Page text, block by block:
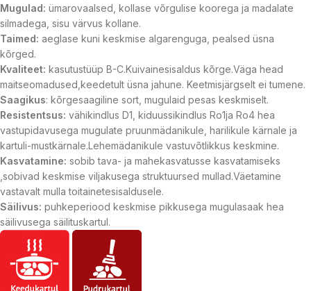
Mugulad: ümarovaalsed, kollase võrgulise koorega ja madalate
silmadega, sisu värvus kollane.
Taimed: aeglase kuni keskmise algarenguga, pealsed üsna
kõrged.
Kvaliteet: kasutustüüp B-C.Kuivainesisaldus kõrge.Väga head
maitseomadused,keedetult üsna jahune. Keetmisjärgselt ei tumene.
Saagikus: kõrgesaagiline sort, mugulaid pesas keskmiselt.
Resistentsus: vähikindlus D1, kiduussikindlus Ro1ja Ro4 hea
vastupidavusega mugulate pruunmädanikule, harilikule kärnale ja
kartuli-mustkärnale.Lehemädanikule vastuvõtlikkus keskmine.
Kasvatamine: sobib tava- ja mahekasvatusse kasvatamiseks
,sobivad keskmise viljakusega struktuursed mullad.Väetamine
vastavalt mulla toitainetesisaldusele.
Säilivus: puhkeperiood keskmise pikkusega mugulasaak hea
säilivusega säilituskartul.